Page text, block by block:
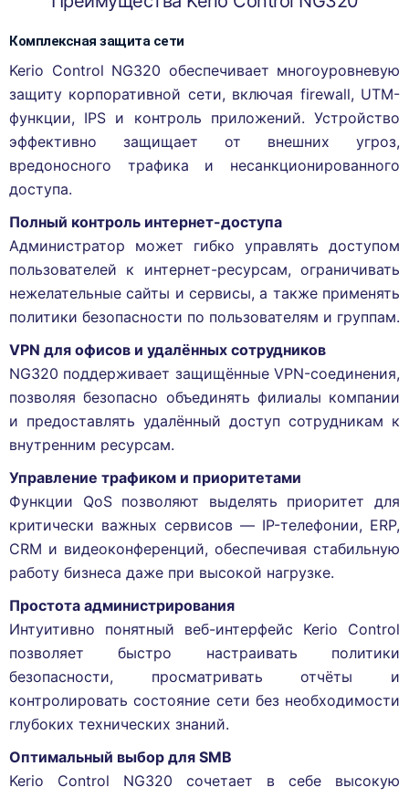
Комплексная защита сети
Kerio Control NG320 обеспечивает многоуровневую
защиту корпоративной сети, включая firewall, UTM-
функции, IPS и контроль приложений. Устройство
эффективно защищает от внешних угроз,
вредоносного трафика и несанкционированного
доступа.
Полный контроль интернет-доступа
Администратор может гибко управлять доступом
пользователей к интернет-ресурсам, ограничивать
нежелательные сайты и сервисы, а также применять
политики безопасности по пользователям и группам.
VPN для офисов и удалённых сотрудников
NG320 поддерживает защищённые VPN-соединения,
позволяя безопасно объединять филиалы компании
и предоставлять удалённый доступ сотрудникам к
внутренним ресурсам.
Управление трафиком и приоритетами
Функции QoS позволяют выделять приоритет для
критически важных сервисов — IP-телефонии, ERP,
CRM и видеоконференций, обеспечивая стабильную
работу бизнеса даже при высокой нагрузке.
Простота администрирования
Интуитивно понятный веб-интерфейс Kerio Control
позволяет быстро настраивать политики
безопасности, просматривать отчёты и
контролировать состояние сети без необходимости
глубоких технических знаний.
Оптимальный выбор для SMB
Kerio Control NG320 сочетает в себе высокую